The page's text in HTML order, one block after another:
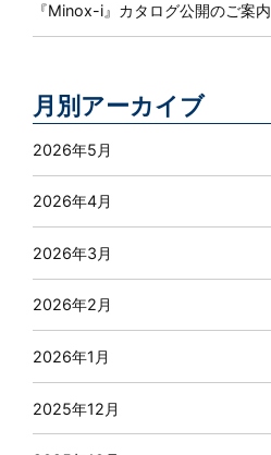
『Minox-i』カタログ公開のご案内
月別アーカイブ
2026年5月
2026年4月
2026年3月
2026年2月
2026年1月
2025年12月